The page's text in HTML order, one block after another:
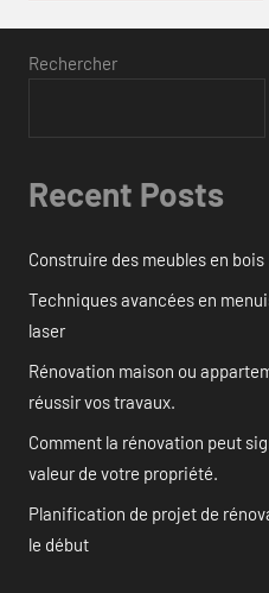
Rechercher
Recent Posts
Construire des meubles en
Techniques avancées en
laser
Rénovation maison ou
réussir vos travaux.
Comment la rénovation peut
valeur de votre propriété.
Planification de projet de
le début